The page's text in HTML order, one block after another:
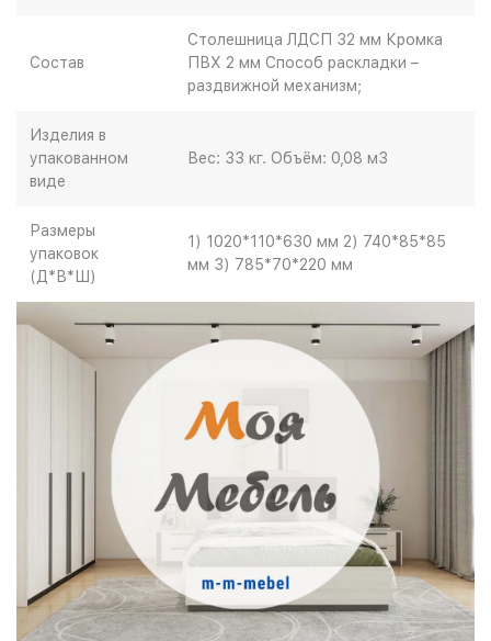
Состав
Столешница ЛДСП 32 мм Кромка
ПВХ 2 мм Способ раскладки –
раздвижной механизм;
Изделия в
упакованном
виде
Вес: 33 кг. Объём: 0,08 м3
Размеры
упаковок
(Д*В*Ш)
1) 1020*110*630 мм 2) 740*85*85
мм 3) 785*70*220 мм